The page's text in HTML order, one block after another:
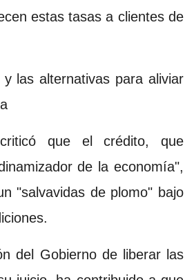
estas tasas a clientes de
las alternativas para aliviar
que el crédito, que
de la economía",
"salvavidas de plomo" bajo
del Gobierno de liberar las